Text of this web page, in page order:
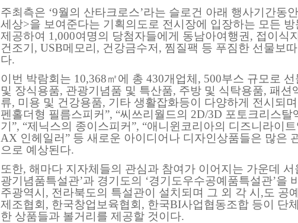
주최측은 ‘9월의 산타크로스’라는 슬로건 아래 행사기간동
세상>을 보여준다는 기획의도로 전시장에 입장하는 모든
제공하여 1,000여명의 당첨자들에게 동남아여행권, 접이식
건조기, USB메모리, 건강금수저, 찜질팩 등 푸짐한 선물보
다.
이번 박람회는 10,368㎡에 총 430개업체, 500부스 규모로
및 장식용품, 관광기념품 및 특산품, 주방 및 식탁용품, 패션
류, 미용 및 건강용품, 기타 생활잡화등이 다양하게 전시되
펜홀더형 필름스피커”, “씨쓰리월드의 2D/3D 포토크리스탈
기”, “제닉스의 종이스피커”, “애니윈코리아의 디즈니라이
AX 인헤일러” 등 새로운 아이디어나 디자인상품들은 많은
으로 예상된다.
또한, 해마다 지자체들의 관심과 참여가 이어지는 가운데
광기념품특설관’과 경기도의 ‘경기도우수공예품특설관’을
주광역시, 전라북도의 특설관이 설치되며 그 외 각 시,도 공
제조협회, 한국창업보육협회, 한국BI사업협동조합 등이 단
한 상품들과 볼거리를 제공할 것이다.